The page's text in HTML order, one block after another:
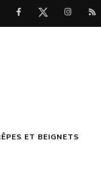
ET BEIGNETS